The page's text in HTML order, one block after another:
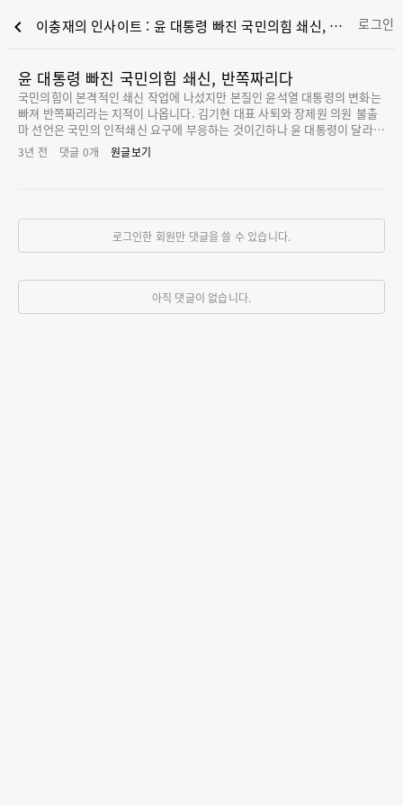
chevron_left 이충재의 인사이트 : 윤 대통령 빠진 국민의힘 쇄신, 반쪽짜리다 로그인
윤 대통령 빠진 국민의힘 쇄신, 반쪽짜리다
국민의힘이 본격적인 쇄신 작업에 나섰지만 본질인 윤석열 대통령의 변화는
빠져 반쪽짜리라는 지적이 나옵니다. 김기현 대표 사퇴와 장제원 의원 불출
마 선언은 국민의 인적쇄신 요구에 부응하는 것이긴하나 윤 대통령이 달라지
지 않으면 한계가 있을 수밖에 없다는 얘깁니다. 국민의힘의 물갈이가 용산
과의 교감 속에 이뤄졌다는 분석이 잇따르는 것만봐도 수직적 당정관계 해소
했습니다. 암울한 총선 전망 속에 당 안팎의 퇴진 압박이 거세지자 벼랑에 몰
려 사퇴한 것으로 보입니다. 김 대표의 사퇴는 자업자득인 측면이 강합니다.
강서구청장 보궐선거 참패 후에도 꼼수로 위기상황을 모면하려 했고, 지도
3년 전 댓글 0개 원글보기
로그인한 회원만 댓글을 쓸 수 있습니다.
아직 댓글이 없습니다.